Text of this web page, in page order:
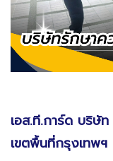
เอส.ที.การ์ด บริษัท
เขตพื้นที่กรุงเทพฯ